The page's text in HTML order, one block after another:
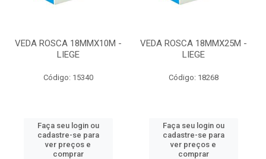
VEDA ROSCA 18MMX10M -
LIEGE
Código: 15340
Faça seu login ou
cadastre-se para
ver preços e
comprar
VEDA ROSCA 18MMX25M -
LIEGE
Código: 18268
Faça seu login ou
cadastre-se para
ver preços e
comprar